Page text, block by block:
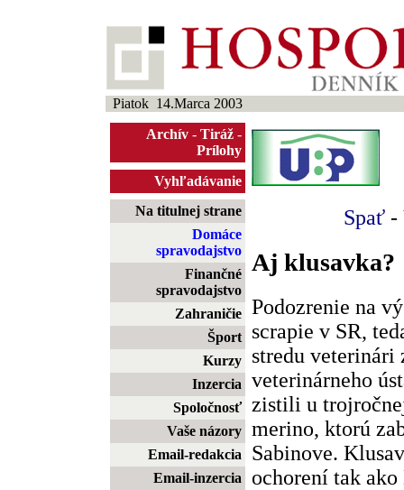
Piatok 14.Marca 2003
Archív - Tiráž -
Prílohy
Vyhľadávanie
Na titulnej strane
Domáce
spravodajstvo
Finančné
spravodajstvo
Zahraničie
Šport
Kurzy
Inzercia
Spoločnosť
Vaše názory
Email-redakcia
Email-inzercia
Spať -
Aj klusavka?
Podozrenie na
scrapie v SR,
stredu veterinári
veterinárneho
zistili u
merino, ktorú
Sabinove.
ochorení tak ako